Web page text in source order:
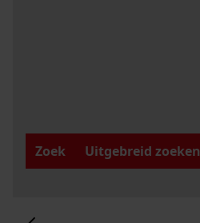
Zoek
Uitgebreid zoeken